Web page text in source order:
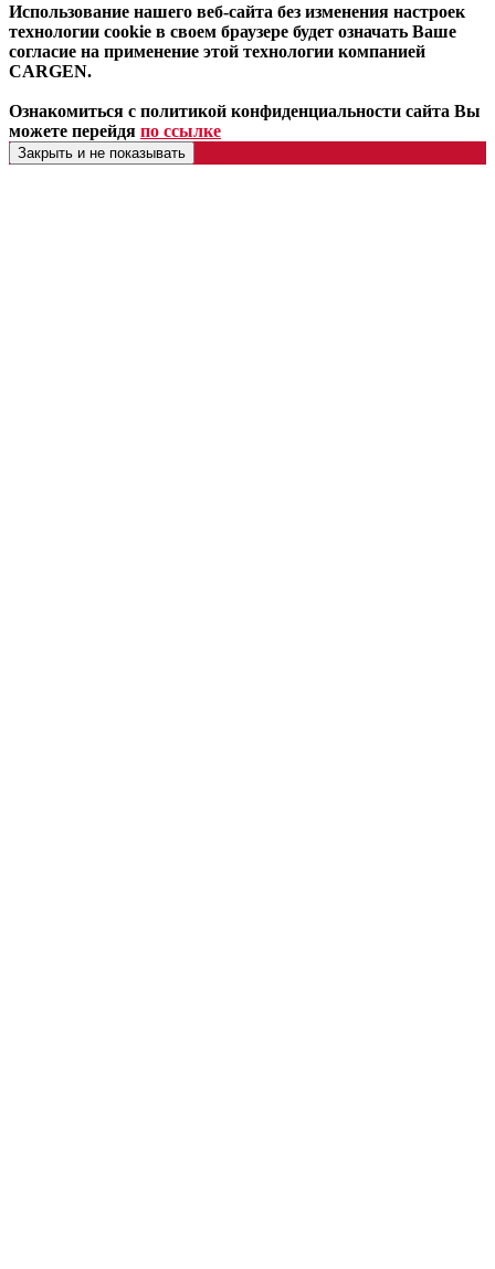
Использование нашего веб-сайта без изменения настроек
технологии cookie в своем браузере будет означать Ваше
согласие на применение этой технологии компанией
CARGEN.
Ознакомиться с политикой конфиденциальности сайта Вы
можете перейдя по ссылке
Закрыть и не показывать